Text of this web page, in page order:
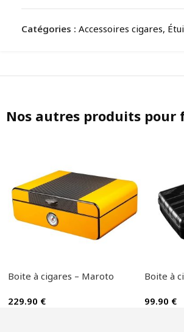
Catégories : Accessoires cigares,
Nos autres produits pour
Boite à cigares – Maroto
229.90 €
Boite à
99.90 €